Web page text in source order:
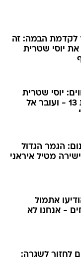
לקדמת הבמה: זה
יוסי שטרית
יוסי שטרית
עוזב את רשת 13 - ועובר אל
הגמר הגדול
מטיל איראני
אתמול
- אנחנו לא
מנסים לחזור לשגרה: